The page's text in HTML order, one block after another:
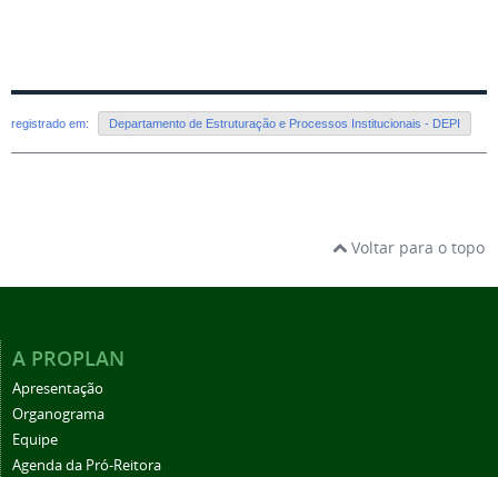
registrado em: Departamento de Estruturação e Processos Institucionais - DEPI
Voltar para o topo
A PROPLAN
Apresentação
Organograma
Equipe
Agenda da Pró-Reitora